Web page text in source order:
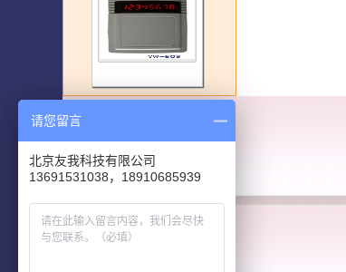
请您留言
北京友我科技有限公司
13691531038，18910685939